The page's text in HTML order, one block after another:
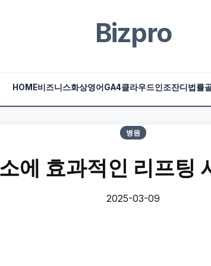
Bizpro
HOME비즈니스화상영어 GA4클라우드인조잔디 법률
병원
에 효과적인 리프팅
2025-03-09